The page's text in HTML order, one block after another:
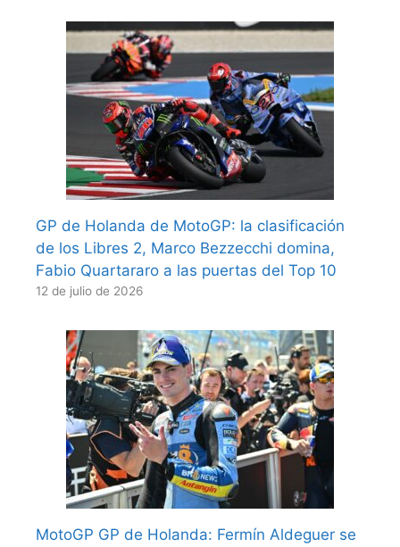
GP de Holanda de MotoGP: la clasificación
de los Libres 2, Marco Bezzecchi domina,
Fabio Quartararo a las puertas del Top 10
12 de julio de 2026
MotoGP GP de Holanda: Fermín Aldeguer se